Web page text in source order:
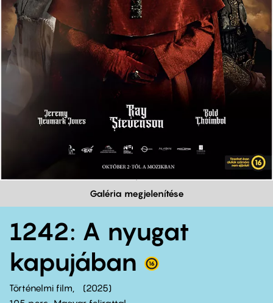
Galéria megjelenítése
1242: A nyugat
kapujában
Történelmi film
2025